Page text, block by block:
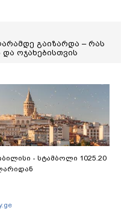
გაიზარდა – რას
და ოჯახებისთვის
- სტამბოლი 1025.20